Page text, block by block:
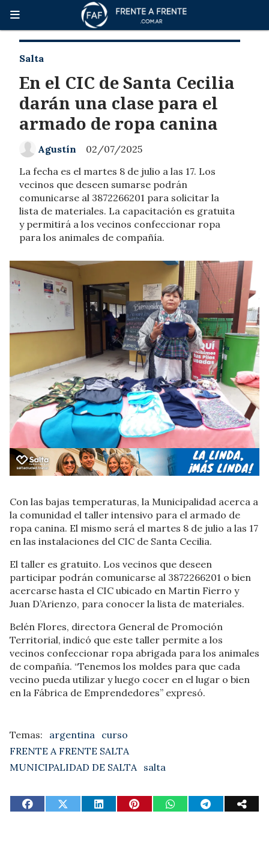
En el CIC de Santa Cecilia
darán una clase para el
armado de ropa canina
La fecha es el martes 8 de julio a las 17. Los
vecinos que deseen sumarse podrán
comunicarse al 3872266201 para solicitar la
lista de materiales. La capacitación es gratuita
y permitirá a los vecinos confeccionar ropa
para los animales de compañía.
Salta
02/07/2025
Agustín
Con las bajas temperaturas, la Municipalidad acerca a
la comunidad el taller intensivo para el armado de
ropa canina. El mismo será el martes 8 de julio a las 17
en las instalaciones del CIC de Santa Cecilia.
El taller es gratuito. Los vecinos que deseen
participar podrán comunicarse al 3872266201 o bien
acercarse hasta el CIC ubicado en Martin Fierro y
Juan D’Arienzo, para conocer la lista de materiales.
Belén Flores, directora General de Promoción
Territorial, indicó que este taller permite a los
vecinos confeccionar ropa abrigada para los animales
de compañía. “Tenemos los moldes para que cada
vecino pueda utilizar y luego cocer en el lugar o bien
en la Fábrica de Emprendedores” expresó.
argentina curso
FRENTE A FRENTE SALTA
MUNICIPALIDAD DE SALTA
salta